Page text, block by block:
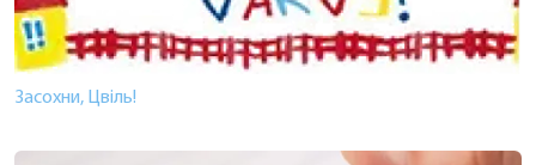
Засохни, Цвіль!